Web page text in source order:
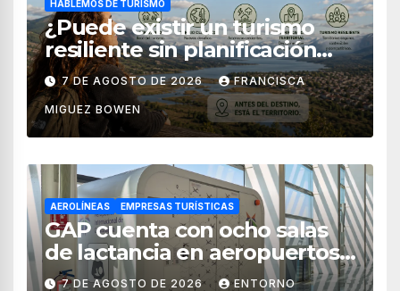
HABLEMOS DE TURISMO
¿Puede existir un turismo
resiliente sin planificación
territorial?
7 DE AGOSTO DE 2026 FRANCISCA
MIGUEZ BOWEN
AEROLÍNEAS EMPRESAS TURÍSTICAS
GAP cuenta con ocho salas
de lactancia en aeropuertos
de México
7 DE AGOSTO DE 2026 ENTORNO